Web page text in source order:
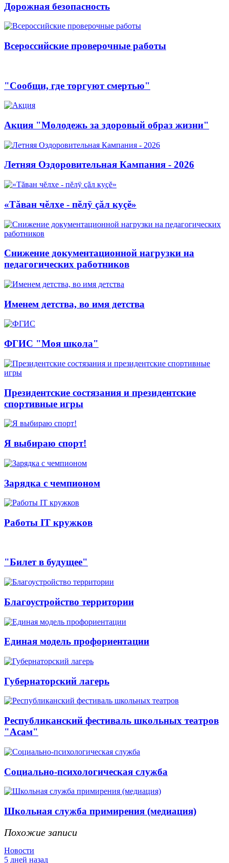
Дорожная безопасность
Всероссийские проверочные работы
"Сообщи, где торгуют смертью"
Акция "Молодежь за здоровый образ жизни"
Летняя Оздоровительная Кампания - 2026
«Тăван чĕлхе - пĕлÿ çăл куçĕ»
Снижение документационной нагрузки на
педагогических работников
Именем детства, во имя детства
ФГИС "Моя школа"
Президентские состязания и президентские
спортивные игры
Я выбираю спорт!
Зарядка с чемпионом
Работы IT кружков
"Билет в будущее"
Благоустройство территории
Единая модель профориентации
Губернаторский лагерь
Республиканский фестиваль школьных театров
"Асам"
Социально-психологическая служба
Школьная служба примирения (медиация)
Похожие записи
Новости
5 дней назад